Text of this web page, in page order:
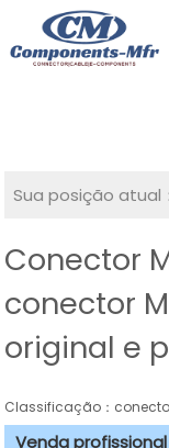
Sua posição atual
Conector
conector
original e
Classificação：
Venda